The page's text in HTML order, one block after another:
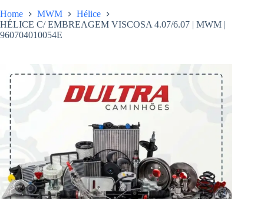
Home MWM
Hélice
HÉLICE C/ EMBREAGEM VISCOSA 4.07/6.07 | MWM |
960704010054E